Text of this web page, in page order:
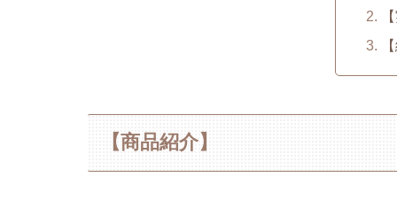
【商品紹介】